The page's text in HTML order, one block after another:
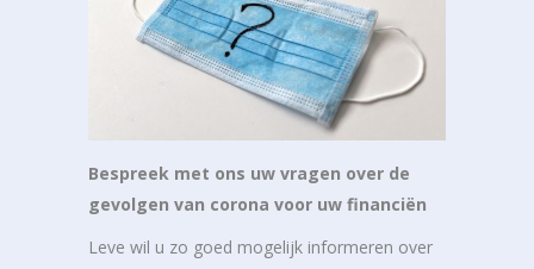
Bespreek met ons uw vragen over de
gevolgen van corona voor uw financiën
Leve wil u zo goed mogelijk informeren over